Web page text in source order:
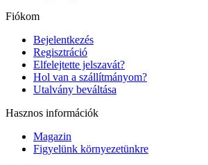
Fiókom
Bejelentkezés
Regisztráció
Elfelejtette jelszavát?
Hol van a szállítmányom?
Utalvány beváltása
Hasznos információk
Magazin
Figyelünk környezetünkre